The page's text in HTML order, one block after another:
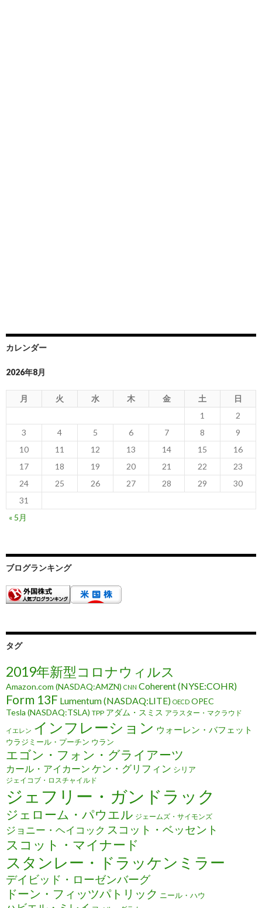
カレンダー
2026年8月
月 火 水 木 金 土
日
1
2
3
4 5 6 7 8
9
10
11 12 13 14 15
16
17
18 19 20 21 22
23
24
25 26 27 28 29
30
31
« 5月
ブログランキング
タグ
2019年新型コロナウィルス
Amazon.com (NASDAQ:AMZN) CNN Coherent (NYSE:COHR)
Form 13F Lumentum (NASDAQ:LITE) OECD OPEC
Tesla (NASDAQ:TSLA) TPP アダム・スミス アラスター・マクラウド
イエレン インフレーション ウォーレン・バフェット
ウラジミール・プーチン ウラン
エゴン・フォン・グライアーツ
カール・アイカーン ケン・グリフィン シリア
ジェイコブ・ロスチャイルド
ジェフリー・ガンドラック
ジェローム・パウエル ジェームズ・サイモンズ
ジョニー・ヘイコック スコット・ベッセント
スコット・マイナード
スタンレー・ドラッケンミラー
デイビッド・ローゼンバーグ
ドーン・フィッツパトリック ニール・ハウ